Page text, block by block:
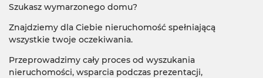
Szukasz wymarzonego domu?
Znajdziemy dla Ciebie nieruchomość spełniającą
wszystkie twoje oczekiwania.
Przeprowadzimy cały proces od wyszukania
nieruchomości, wsparcia podczas prezentacji,